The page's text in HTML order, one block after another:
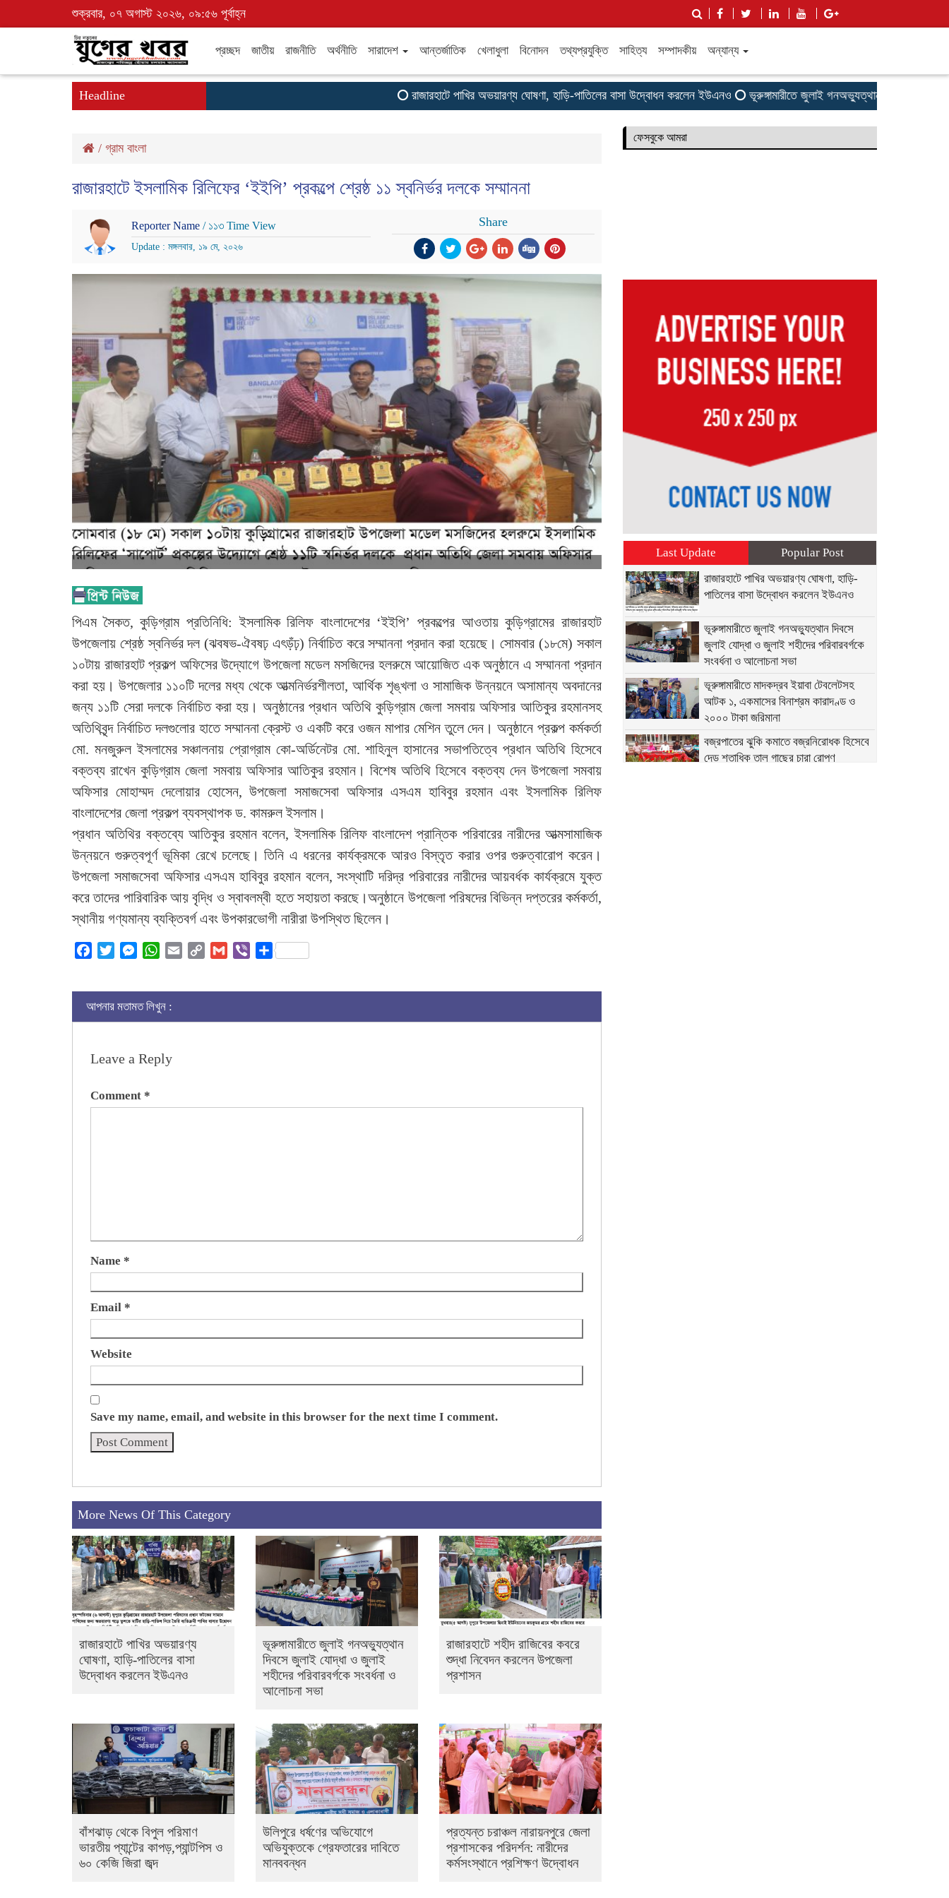
শুক্রবার, ০৭ অগাস্ট ২০২৬, ০৯:৫৬ পূর্বাহ্ন
প্রচ্ছদ জাতীয় রাজনীতি অর্থনীতি সারাদেশ আন্তর্জাতিক খেলাধুলা বিনোদন তথ্যপ্রযুক্তি সাহিত্য সম্পাদকীয় অন্যান্য
Headline রাজারহাটে পাখির অভয়ারণ্য ঘোষণা, হাড়ি-পাতিলের বাসা উদ্বোধন করলেন ইউএনও ভূরুঙ্গামারীতে জুলাই গনঅভ্যুত্থান দিবসে জুলাই যোদ্ধা ও
/ গ্রাম বাংলা
রাজারহাটে ইসলামিক রিলিফের ‘ইইপি’ প্রকল্পে শ্রেষ্ঠ ১১ স্বনির্ভর দলকে সম্মাননা
Reporter Name / ১১৩ Time View
Update : মঙ্গলবার, ১৯ মে, ২০২৬
Share
পিএম সৈকত, কুড়িগ্রাম প্রতিনিধি: ইসলামিক রিলিফ বাংলাদেশের ‘ইইপি’ প্রকল্পের আওতায় কুড়িগ্রামের রাজারহাট
উপজেলায় শ্রেষ্ঠ স্বনির্ভর দল (ঝবষভ-ঐবষঢ় এৎড়ঁঢ়) নির্বাচিত করে সম্মাননা প্রদান করা হয়েছে। সোমবার (১৮মে) সকাল
১০টায় রাজারহাট প্রকল্প অফিসের উদ্যোগে উপজেলা মডেল মসজিদের হলরুমে আয়োজিত এক অনুষ্ঠানে এ সম্মাননা প্রদান
করা হয়। উপজেলার ১১০টি দলের মধ্য থেকে আত্মনির্ভরশীলতা, আর্থিক শৃঙ্খলা ও সামাজিক উন্নয়নে অসামান্য অবদানের
জন্য ১১টি সেরা দলকে নির্বাচিত করা হয়। অনুষ্ঠানের প্রধান অতিথি কুড়িগ্রাম জেলা সমবায় অফিসার আতিকুর রহমানসহ
অতিথিবৃন্দ নির্বাচিত দলগুলোর হাতে সম্মাননা ক্রেস্ট ও একটি করে ওজন মাপার মেশিন তুলে দেন। অনুষ্ঠানে প্রকল্প কর্মকর্তা
মো. মনজুরুল ইসলামের সঞ্চালনায় প্রোগ্রাম কো-অর্ডিনেটর মো. শাহিনুল হাসানের সভাপতিত্বে প্রধান অতিথি হিসেবে
বক্তব্য রাখেন কুড়িগ্রাম জেলা সমবায় অফিসার আতিকুর রহমান। বিশেষ অতিথি হিসেবে বক্তব্য দেন উপজেলা সমবায়
অফিসার মোহাম্মদ দেলোয়ার হোসেন, উপজেলা সমাজসেবা অফিসার এসএম হাবিবুর রহমান এবং ইসলামিক রিলিফ
বাংলাদেশের জেলা প্রকল্প ব্যবস্থাপক ড. কামরুল ইসলাম।
প্রধান অতিথির বক্তব্যে আতিকুর রহমান বলেন, ইসলামিক রিলিফ বাংলাদেশ প্রান্তিক পরিবারের নারীদের আত্মসামাজিক
উন্নয়নে গুরুত্বপূর্ণ ভূমিকা রেখে চলেছে। তিনি এ ধরনের কার্যক্রমকে আরও বিস্তৃত করার ওপর গুরুত্বারোপ করেন।
উপজেলা সমাজসেবা অফিসার এসএম হাবিবুর রহমান বলেন, সংস্থাটি দরিদ্র পরিবারের নারীদের আয়বর্ধক কার্যক্রমে যুক্ত
করে তাদের পারিবারিক আয় বৃদ্ধি ও স্বাবলম্বী হতে সহায়তা করছে।অনুষ্ঠানে উপজেলা পরিষদের বিভিন্ন দপ্তরের কর্মকর্তা,
স্থানীয় গণ্যমান্য ব্যক্তিবর্গ এবং উপকারভোগী নারীরা উপস্থিত ছিলেন।
Facebook
TwitterMessengerWhatsApp
Email
Copy
Gmail ViberShare
আপনার মতামত লিখুন :
Leave a Reply
Comment *
Name *
Email *
Website
Save my name, email, and website in this browser for the next time I comment.
More News Of This Category
রাজারহাটে পাখির অভয়ারণ্য
ঘোষণা, হাড়ি-পাতিলের বাসা
উদ্বোধন করলেন ইউএনও
ভূরুঙ্গামারীতে জুলাই গনঅভ্যুত্থান
দিবসে জুলাই যোদ্ধা ও জুলাই
শহীদের পরিবারবর্গকে সংবর্ধনা ও
আলোচনা সভা
রাজারহাটে শহীদ রাজিবের কবরে
শুদ্ধা নিবেদন করলেন উপজেলা
প্রশাসন
বাঁশঝাড় থেকে বিপুল পরিমাণ
ভারতীয় প্যান্টের কাপড়,প্যান্টপিস ও
৬০ কেজি জিরা জব্দ
উলিপুরে ধর্ষণের অভিযোগে
অভিযুক্তকে গ্রেফতারের দাবিতে
মানববন্ধন
প্রত্যন্ত চরাঞ্চল নারায়নপুরে জেলা
প্রশাসকের পরিদর্শন: নারীদের
কর্মসংস্থানে প্রশিক্ষণ উদ্বোধন
ফেসবুকে আমরা
Last Update
Popular Post
রাজারহাটে পাখির অভয়ারণ্য ঘোষণা, হাড়ি-
পাতিলের বাসা উদ্বোধন করলেন ইউএনও
ভূরুঙ্গামারীতে জুলাই গনঅভ্যুত্থান দিবসে
জুলাই যোদ্ধা ও জুলাই শহীদের পরিবারবর্গকে
সংবর্ধনা ও আলোচনা সভা
ভূরুঙ্গামারীতে মাদকদ্রব ইয়াবা টেবলেটসহ
আটক ১, একমাসের বিনাশ্রম কারাদণ্ড ও
২০০০ টাকা জরিমানা
বজ্রপাতের ঝুকি কমাতে বজ্রনিরোধক হিসেবে
দেড় শতাধিক তাল গাছের চারা রোপণ